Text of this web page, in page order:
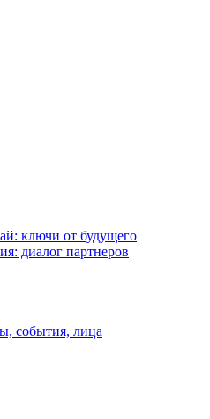
ключи от будущего
диалог партнеров
события, лица